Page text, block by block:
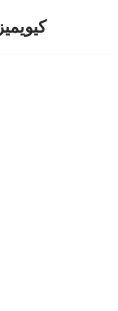
کیویمیز